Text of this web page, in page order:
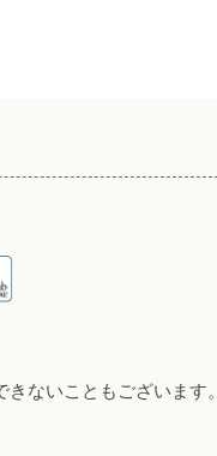
ないこともございます。